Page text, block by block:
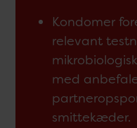
Kondomer
relevant
med
smittekæder.